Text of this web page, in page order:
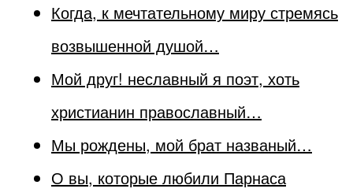
Когда, к мечтательному миру стремясь
возвышенной душой…
Мой друг! неславный я поэт, хоть
христианин православный…
Мы рождены, мой брат названый…
О вы, которые любили Парнаса